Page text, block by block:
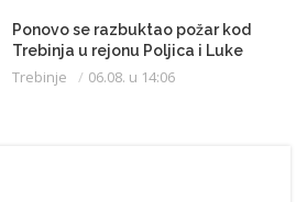
Ponovo se razbuktao požar kod
Trebinja u rejonu Poljica i Luke
Trebinje 06.08. u 14:06